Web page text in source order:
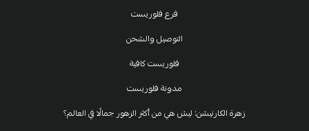
فرع فلوريست
التوصيل والشحن
فلوريست كافية
مدونة فلوريست
زهرة الكارنيشن: ليش هي من أكثر الزهور جمالًا في العالم؟